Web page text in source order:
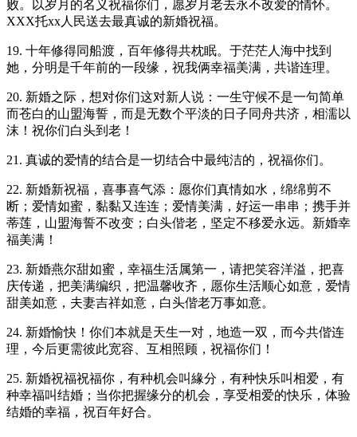
败。以岁月的名义祝福你们，愿岁月老去永不改爱的情怀。
XXX托xx人民送去最真诚的新婚祝福。
19. 十年修得同船渡，百年修得共枕眠。于茫茫人海中找到
她，分明是千年前的一段缘，祝我俩幸福美满，共谐连理。
20. 新婚之际，想对你们这对新人说：一生守候不是一句简单
而苍白的山盟海誓，而是无数个平淡的日子同舟共济，相濡以
沫！祝你们白头到老！
21. 真诚的爱情的结合是一切结合中最纯洁的，祝福你们。
22. 新婚新祝福，喜事喜气添：愿你们真情如水，绵绵剪不
断；爱情如蜜，黏黏又连连；爱情美满，好运一串串；携手并
蒂莲，山盟海誓不改变；白头偕老，坚定不移爱永远。新婚幸
福美满！
23. 新婚燕尔甜如蜜，幸福生活属第一，请把笑容洋溢，把喜
庆传递，把美满编织，把温馨收齐，愿你生活顺心如意，爱情
甜美如意，夫妻吉祥如意，白头偕老万事如意。
24. 新婚愉快！你们本就是天生一对，地造一双，而今共偕连
理，今后更需彼此宽容、互相照顾，祝福你们！
25. 新婚祝福祝福你，有种机会叫緣分，有种快乐叫相爱，有
种幸福叫结婚；当你把握缘分的机会，享受相爱的快乐，体验
结婚的幸福，祝百年好合。